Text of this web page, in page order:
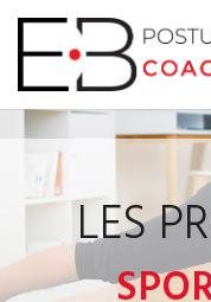
LES
Panneau de gestion des